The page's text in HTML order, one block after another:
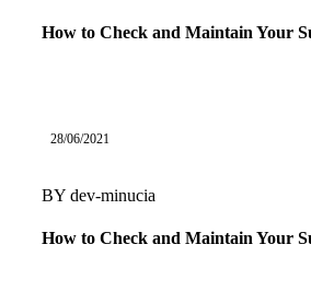
How to Check and Maintain Your
28/06/2021
BY dev-minucia
How to Check and Maintain Your